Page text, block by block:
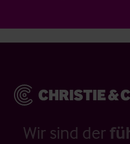
Wir sind der